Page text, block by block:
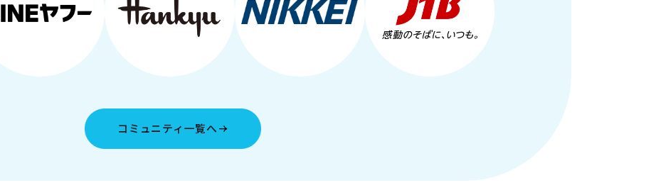
コミュニティ一覧へ